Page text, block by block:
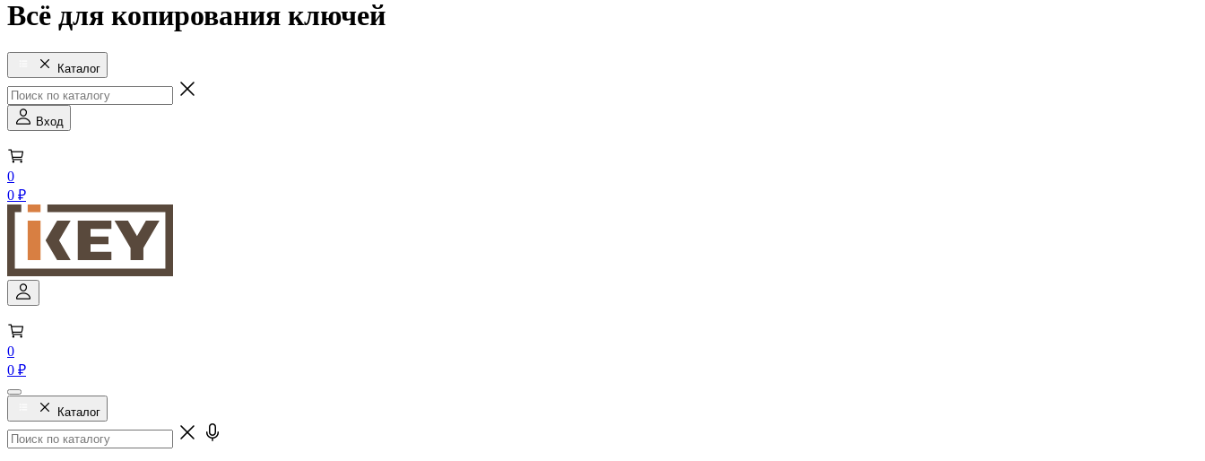
Всё для копирования ключей
Каталог
Вход
0
0 ₽
0
0 ₽
Каталог